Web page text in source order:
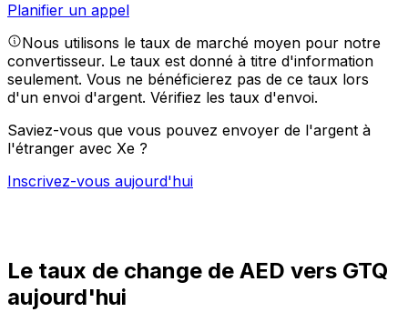
Planifier un appel
Nous utilisons le taux de marché moyen pour notre
convertisseur. Le taux est donné à titre d'information
seulement. Vous ne bénéficierez pas de ce taux lors
d'un envoi d'argent. Vérifiez les taux d'envoi.
Saviez-vous que vous pouvez envoyer de l'argent à
l'étranger avec Xe ?
Inscrivez-vous aujourd'hui
Le taux de change de AED vers GTQ
aujourd'hui